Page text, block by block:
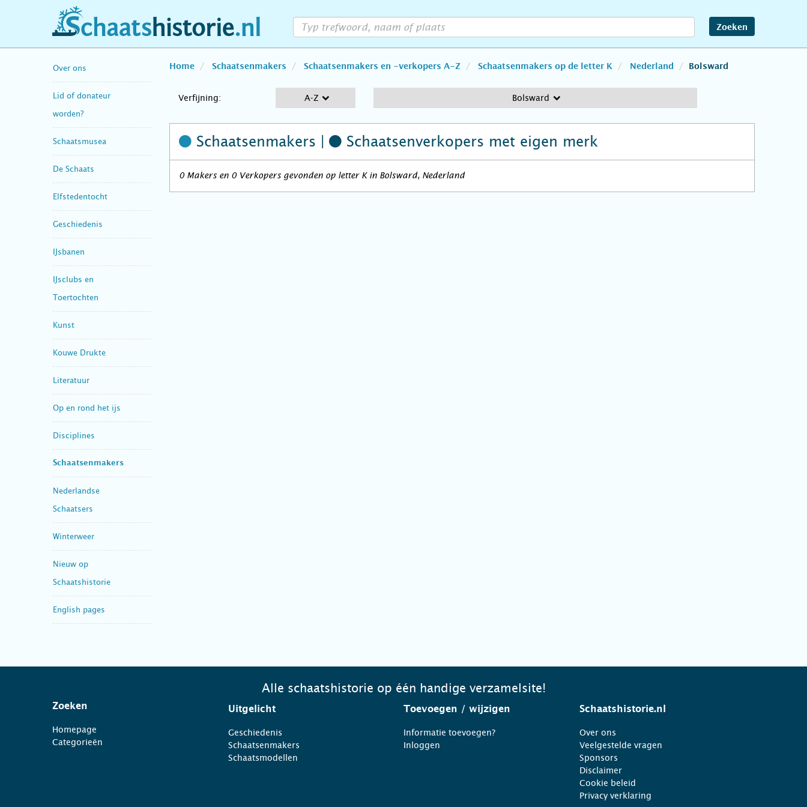
schaatshistorie.nl Zoeken
Over ons
Lid of donateur
worden?
Schaatsmusea
De Schaats
Elfstedentocht
Geschiedenis
IJsbanen
IJsclubs en
Toertochten
Kunst
Kouwe Drukte
Literatuur
Op en rond het ijs
Disciplines
Schaatsenmakers
Nederlandse
Schaatsers
Winterweer
Nieuw op
Schaatshistorie
English pages
Home Schaatsenmakers Schaatsenmakers en -verkopers A-Z Schaatsenmakers op de letter K Nederland Bolsward
Verfijning: A-Z Bolsward
Schaatsenmakers | Schaatsenverkopers met eigen merk
0 Makers en 0 Verkopers gevonden op letter K in Bolsward, Nederland
Alle schaatshistorie op één handige verzamelsite!
Zoeken
Homepage
Categorieën
Uitgelicht
Geschiedenis
Schaatsenmakers
Schaatsmodellen
Toevoegen / wijzigen
Informatie toevoegen?
Inloggen
Schaatshistorie.nl
Over ons
Veelgestelde vragen
Sponsors
Disclaimer
Cookie beleid
Privacy verklaring